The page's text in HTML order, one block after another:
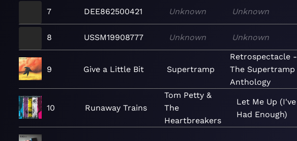
7 DEE862500421 Unknown Unknown
8 USSM19908777 Unknown Unknown
9 Give a Little Bit Supertramp
Retrospectacle -
The Supertramp
Anthology
10 Runaway Trains
Tom Petty &
The
Heartbreakers
Let Me Up (I've
Had Enough)